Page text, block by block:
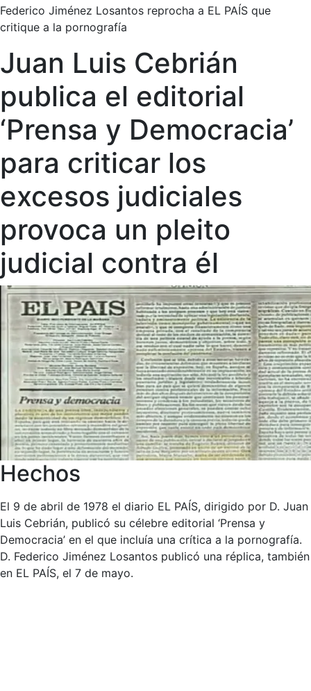
Federico Jiménez Losantos reprocha a EL PAÍS que
critique a la pornografía
Juan Luis Cebrián
publica el editorial
‘Prensa y Democracia’
para criticar los
excesos judiciales
provoca un pleito
judicial contra él
Hechos
El 9 de abril de 1978 el diario EL PAÍS, dirigido por D. Juan
Luis Cebrián, publicó su célebre editorial ‘Prensa y
Democracia’ en el que incluía una crítica a la pornografía.
D. Federico Jiménez Losantos publicó una réplica, también
en EL PAÍS, el 7 de mayo.